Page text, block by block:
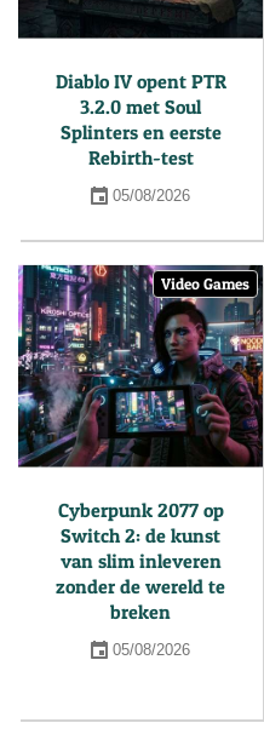
Diablo IV opent PTR
3.2.0 met Soul
Splinters en eerste
Rebirth-test
05/08/2026
Video Games
Cyberpunk 2077 op
Switch 2: de kunst
van slim inleveren
zonder de wereld te
breken
05/08/2026